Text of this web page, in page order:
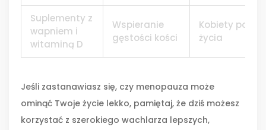
Suplementy z
wapniem i
witaminą D
Wspieranie
gęstości kości
Kobiety po
życia
Jeśli zastanawiasz się, czy menopauza może
ominąć Twoje życie lekko, pamiętaj, że dziś możesz
korzystać z szerokiego wachlarza lepszych,